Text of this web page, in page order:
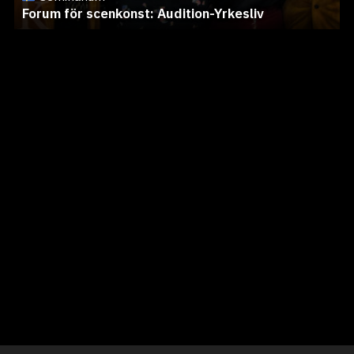
Forum för scenkonst: Audition-Yrkesliv